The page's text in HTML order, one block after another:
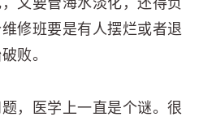
又要管海水淡化，还得负
修班要是有人摆烂或者退
败。
，医学上一直是个谜。很